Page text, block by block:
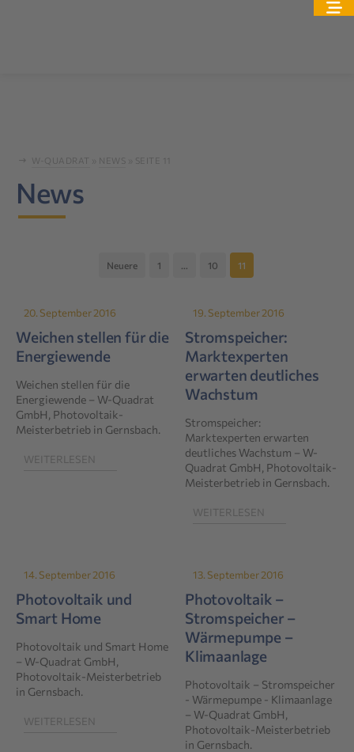
W-QUADRAT NEWS SEITE 11
News
Seitennummerierung
Beiträge
Neuere 1 10 11
20. September 2016
Weichen stellen für die
Energiewende
Weichen stellen für die
Energiewende – W-Quadrat
GmbH, Photovoltaik-
Meisterbetrieb in Gernsbach.
WEITERLESEN
19. September 2016
Stromspeicher:
Marktexperten
erwarten deutliches
Wachstum
Stromspeicher:
Marktexperten erwarten
deutliches Wachstum – W-
Quadrat GmbH, Photovoltaik-
Meisterbetrieb in Gernsbach.
WEITERLESEN
14. September 2016
Photovoltaik und
Smart Home
Photovoltaik und Smart Home
– W-Quadrat GmbH,
Photovoltaik-Meisterbetrieb
in Gernsbach.
WEITERLESEN
13. September 2016
Photovoltaik –
Stromspeicher –
Wärmepumpe –
Klimaanlage
Photovoltaik – Stromspeicher
- Wärmepumpe - Klimaanlage
– W-Quadrat GmbH,
Photovoltaik-Meisterbetrieb
in Gernsbach.